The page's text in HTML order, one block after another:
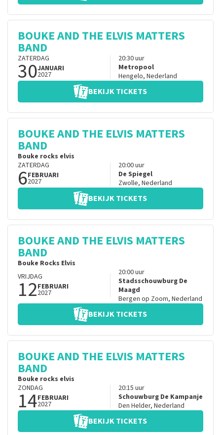
BOUKE AND THE ELVIS MATTERS
BAND
ZATERDAG
30JANUARI
2027
20:30uur
Metropool
Hengelo, Nederland
BEKIJK TICKETS
BOUKE AND THE ELVIS MATTERS
BAND
Bouke rocks elvis
ZATERDAG
6FEBRUARI
2027
20:00uur
De Spiegel
Zwolle, Nederland
BEKIJK TICKETS
BOUKE AND THE ELVIS MATTERS
BAND
Bouke Rocks Elvis
VRIJDAG
12FEBRUARI
2027
20:00uur
Stadsschouwburg De
Maagd
Bergen op Zoom, Nederland
BEKIJK TICKETS
BOUKE AND THE ELVIS MATTERS
BAND
Bouke rocks elvis
ZONDAG
14FEBRUARI
2027
20:15 uur
Schouwburg De Kampanje
Den Helder, Nederland
BEKIJK TICKETS